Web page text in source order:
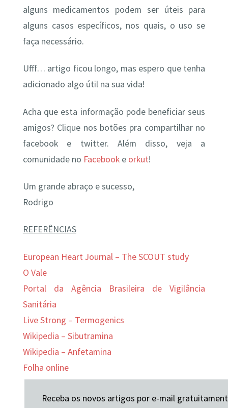
alguns medicamentos podem ser úteis para
alguns casos específicos, nos quais, o uso se
faça necessário.
Ufff… artigo ficou longo, mas espero que tenha
adicionado algo útil na sua vida!
Acha que esta informação pode beneficiar seus
amigos? Clique nos botões pra compartilhar no
facebook e twitter. Além disso, veja a
comunidade no Facebooke orkut!
Um grande abraço e sucesso,
Rodrigo
REFERÊNCIAS
European Heart Journal – The SCOUT study
O Vale
Portal da Agência Brasileira de Vigilância
Sanitária
Live Strong – Termogenics
Wikipedia – Sibutramina
Wikipedia – Anfetamina
Folha online
Receba os novos artigos por e-mail